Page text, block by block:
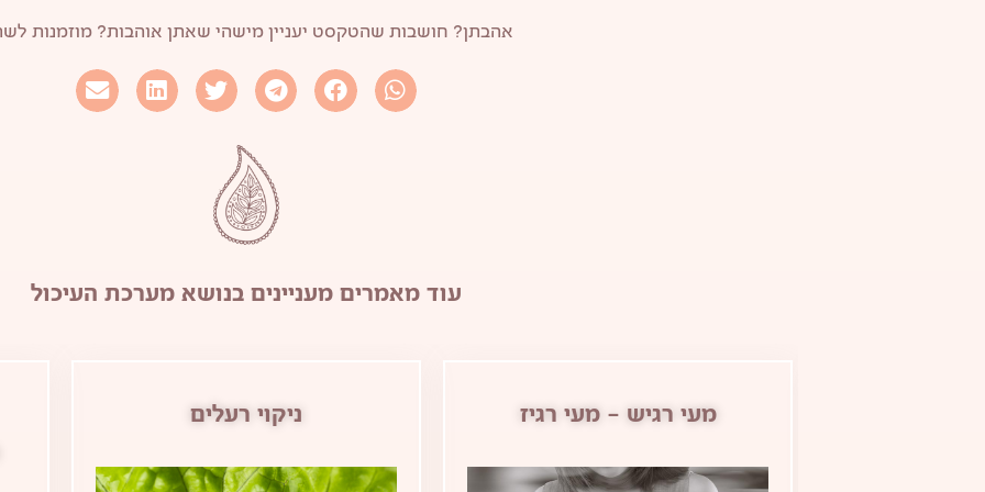
אהבתן? חושבות שהטקסט יעניין מישהי שאתן אוהבות? מוזמנות
עוד מאמרים מעניינים בנושא מערכת העיכול
ניקוי רעלים
הנבטה בקלי קלות –